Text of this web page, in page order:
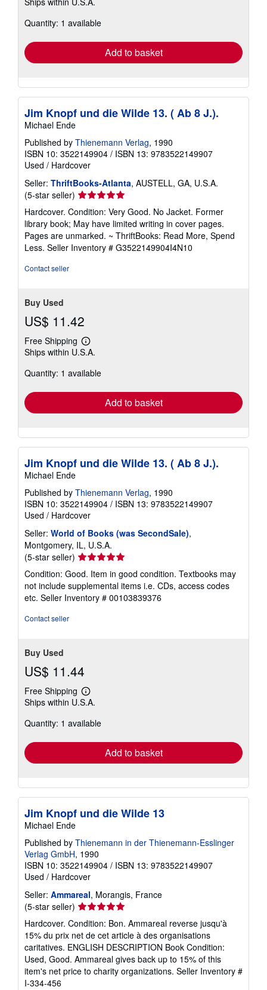
more
shipping
Quantity: 1 available
Add to basket
Jim Knopf und die Wilde 13. ( Ab 8 J.).
Michael Ende
Published by Thienemann Verlag, 1990
ISBN 10: 3522149904 / ISBN 13: 9783522149907
Used / Hardcover
Seller: ThriftBooks-Atlanta, AUSTELL, GA, U.S.A.
(5-star seller) Seller
rating
5
out
of
5
Hardcover. Condition: Very Good. No Jacket. Former
library book; May have limited writing in cover pages.
Pages are unmarked. ~ ThriftBooks: Read More, Spend
Less. Seller Inventory # G3522149904I4N10
Contact seller
Buy Used
US$ 11.42
Free Shipping
Learn
more
shipping
Ships within U.S.A.
Quantity: 1 available
Add to basket
Jim Knopf und die Wilde 13. ( Ab 8 J.).
Michael Ende
Published by Thienemann Verlag, 1990
ISBN 10: 3522149904 / ISBN 13: 9783522149907
Used / Hardcover
Seller: World of Books (was SecondSale),
Montgomery, IL, U.S.A.
(5-star seller) Seller
rating
5
out
of
Condition: Good. Item in good condition. Textbooks may
not include supplemental items i.e. CDs, access codes
etc. Seller Inventory # 00103839376
Contact seller
Buy Used
US$ 11.44
Free Shipping
Learn
more
shipping
Ships within U.S.A.
Quantity: 1 available
Add to basket
Jim Knopf und die Wilde 13
Michael Ende
Published by Thienemann in der Thienemann-Esslinger
Verlag GmbH, 1990
ISBN 10: 3522149904 / ISBN 13: 9783522149907
Used / Hardcover
Seller: Ammareal, Morangis, France
(5-star seller) Seller
rating
5
out
of
5
stars
Hardcover. Condition: Bon. Ammareal reverse jusqu'à
15% du prix net de cet article à des organisations
caritatives. ENGLISH DESCRIPTION Book Condition:
Used, Good. Ammareal gives back up to 15% of this
item's net price to charity organizations. Seller Inventory #
I-334-456